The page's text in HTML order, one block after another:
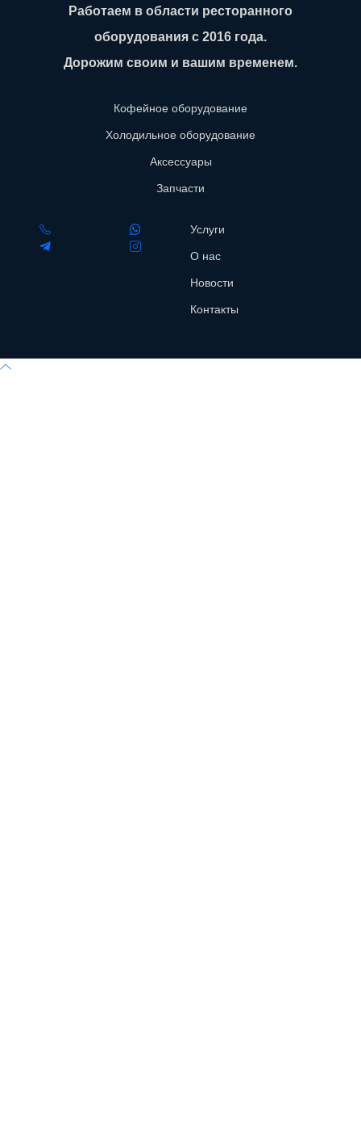
Работаем в области ресторанного
оборудования с 2016 года.
Дорожим своим и вашим временем.
Кофейное оборудование
Холодильное оборудование
Аксессуары
Запчасти
Услуги
О нас
Новости
Контакты